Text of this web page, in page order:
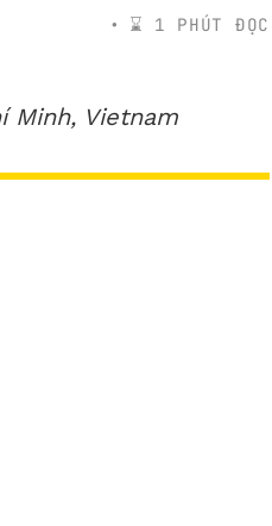
⌛️ 1 PHÚT ĐỌC
Minh, Vietnam